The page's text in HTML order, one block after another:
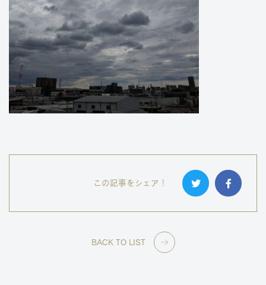
この記事をシェア！
BACK TO LIST